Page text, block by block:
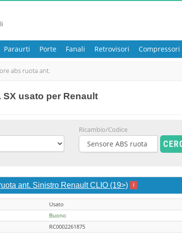
Paraurti Porte Fanali Retrovisori Compressori
abs ruota ant.
SX usato per Renault
Ricambio/Codice
ant. Sinistro Renault CLIO (19>) !
Usato
Buono
RC0002261875